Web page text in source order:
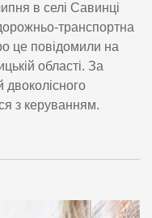
в селі Савинці
транспортна
це повідомили на
області. За
з керуванням.